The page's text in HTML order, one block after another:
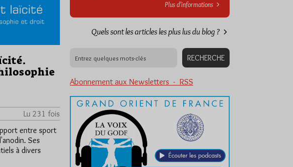
Lu 231 fois
entre sport
Ses
à divers
Plus d’informations
Quels sont les articles les plus lus du blog ?
Abonnement aux Newsletters - RSS